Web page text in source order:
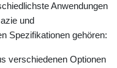
Anwendungen
und
Spezifikationen gehören:
verschiedenen Optionen